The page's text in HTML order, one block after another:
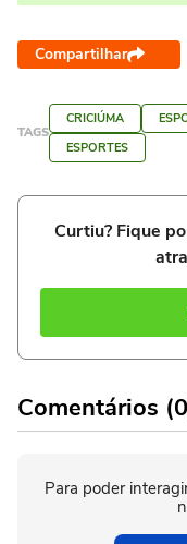
Compartilhar
TAGS
CRICIÚMA
ESPORTES
Curtiu? Fique
Comentários
Para poder